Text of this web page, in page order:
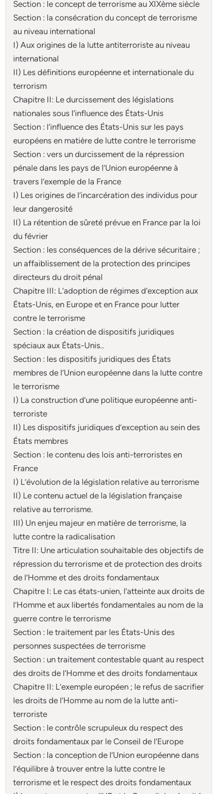
Section : le concept de terrorisme au XIXème siècle
Section : la consécration du concept de terrorisme
au niveau international
I) Aux origines de la lutte antiterroriste au niveau
international
II) Les définitions européenne et internationale du
terrorism
Chapitre II: Le durcissement des législations
nationales sous l’influence des États-Unis
Section : l’influence des États-Unis sur les pays
européens en matière de lutte contre le terrorisme
Section : vers un durcissement de la répression
pénale dans les pays de l’Union européenne à
travers l’exemple de la France
I) Les origines de l’incarcération des individus pour
leur dangerosité
II) La rétention de sûreté prévue en France par la loi
du février
Section : les conséquences de la dérive sécuritaire ;
un affaiblissement de la protection des principes
directeurs du droit pénal
Chapitre III: L’adoption de régimes d’exception aux
États-Unis, en Europe et en France pour lutter
contre le terrorisme
Section : la création de dispositifs juridiques
spéciaux aux États-Unis..
Section : les dispositifs juridiques des États
membres de l’Union européenne dans la lutte contre
le terrorisme
I) La construction d’une politique européenne anti-
terroriste
II) Les dispositifs juridiques d’exception au sein des
États membres
Section : le contenu des lois anti-terroristes en
France
I) L’évolution de la législation relative au terrorisme
II) Le contenu actuel de la législation française
relative au terrorisme.
III) Un enjeu majeur en matière de terrorisme, la
lutte contre la radicalisation
Titre II: Une articulation souhaitable des objectifs de
répression du terrorisme et de protection des droits
de l’Homme et des droits fondamentaux
Chapitre I: Le cas états-unien, l’atteinte aux droits de
l’Homme et aux libertés fondamentales au nom de la
guerre contre le terrorisme
Section : le traitement par les États-Unis des
personnes suspectées de terrorisme
Section : un traitement contestable quant au respect
des droits de l’Homme et des droits fondamentaux
Chapitre II: L’exemple européen ; le refus de sacrifier
les droits de l’Homme au nom de la lutte anti-
terroriste
Section : le contrôle scrupuleux du respect des
droits fondamentaux par le Conseil de l’Europe
Section : la conception de l’Union européenne dans
l’équilibre à trouver entre la lutte contre le
terrorisme et le respect des droits fondamentaux